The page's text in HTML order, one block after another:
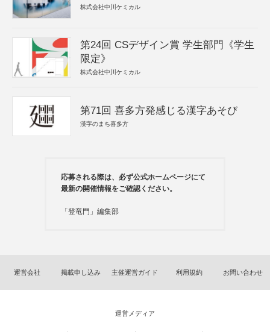
株式会社中川ケミカル
第24回 CSデザイン賞 学生部門《学生
限定》
株式会社中川ケミカル
第71回 喜多方発感じる漢字あそび
漢字のまち喜多方
応募される際は、必ず公式ホームページにて
最新の開催情報をご確認ください。
「登竜門」編集部
運営会社 掲載申し込み 主催運営ガイド 利用規約 お問い合わせ
運営メディア